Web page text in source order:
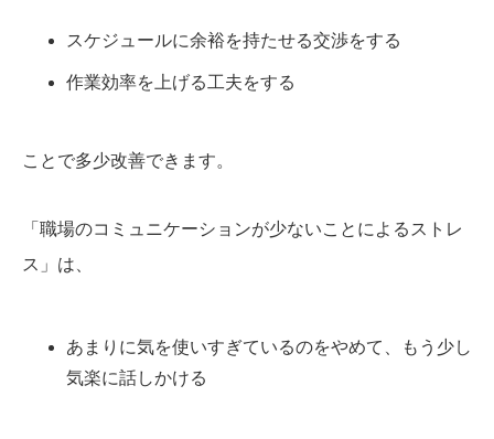
スケジュールに余裕を持たせる交渉をする
作業効率を上げる工夫をする
ことで多少改善できます。
「職場のコミュニケーションが少ないことによるストレ
ス」は、
あまりに気を使いすぎているのをやめて、もう少し
気楽に話しかける